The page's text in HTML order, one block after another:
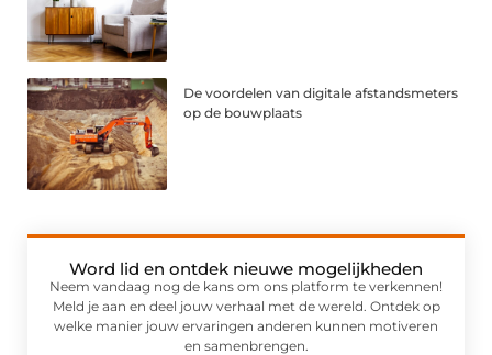
De voordelen van digitale afstandsmeters
op de bouwplaats
Word lid en ontdek nieuwe mogelijkheden
Neem vandaag nog de kans om ons platform te verkennen!
Meld je aan en deel jouw verhaal met de wereld. Ontdek op
welke manier jouw ervaringen anderen kunnen motiveren
en samenbrengen.